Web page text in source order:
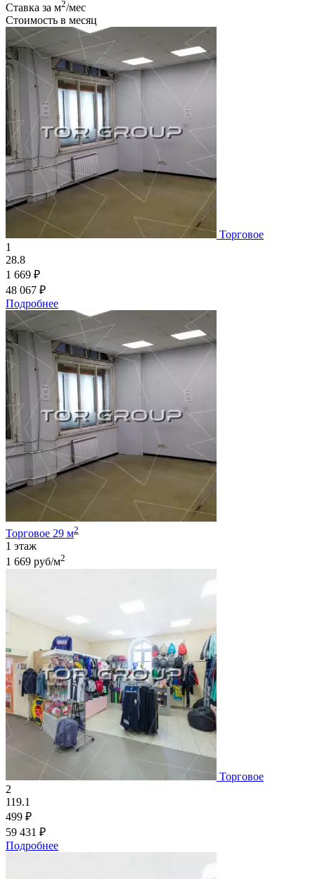
Ставка за м2/мес
Стоимость в месяц
Торговое
1
28.8
1 669 ₽
48 067 ₽
Подробнее
Торговое 29 м2
1 этаж
1 669 руб/м2
Торговое
2
119.1
499 ₽
59 431 ₽
Подробнее